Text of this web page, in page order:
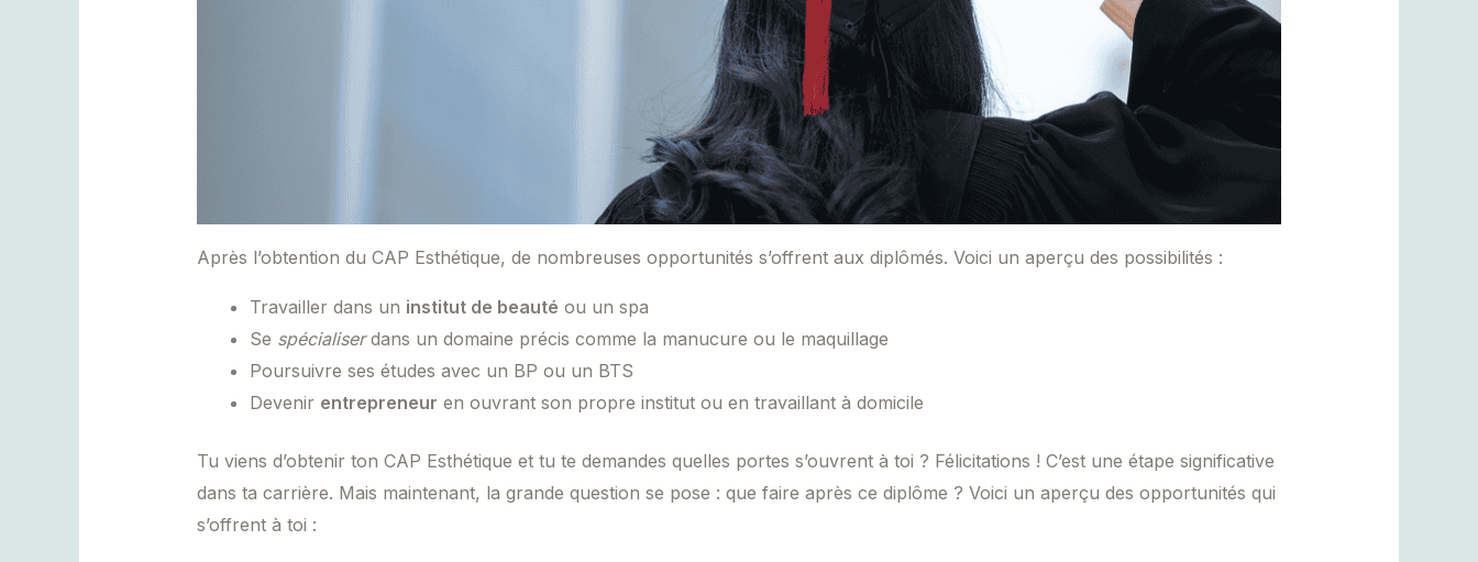
Après l’obtention du CAP Esthétique, de nombreuses opportunités s’offrent aux diplômés. Voici un aperçu des possibilités :
Travailler dans un institut de beauté ou un spa
Se spécialiserdans un domaine précis comme la manucure ou le maquillage
Poursuivre ses études avec un BP ou un BTS
Devenir entrepreneur en ouvrant son propre institut ou en travaillant à domicile
Tu viens d’obtenir ton CAP Esthétique et tu te demandes quelles portes s’ouvrent à toi ? Félicitations ! C’est une étape significative
dans ta carrière. Mais maintenant, la grande question se pose : que faire après ce diplôme ? Voici un aperçu des opportunités qui
s’offrent à toi :